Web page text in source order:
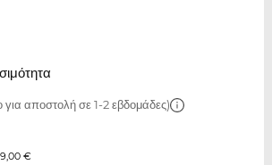
για αποστολή σε 1-2 εβδομάδες)
€